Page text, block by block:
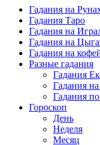
Гадания на
Гадания Таро
Гадания на
Гадания на
Гадания на
Разные гадания
Гадания
Гадания
Гадания
Гороскоп
День
Неделя
Месяц